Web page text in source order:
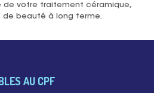
votre traitement céramique,
beauté à long terme.
AU CPF